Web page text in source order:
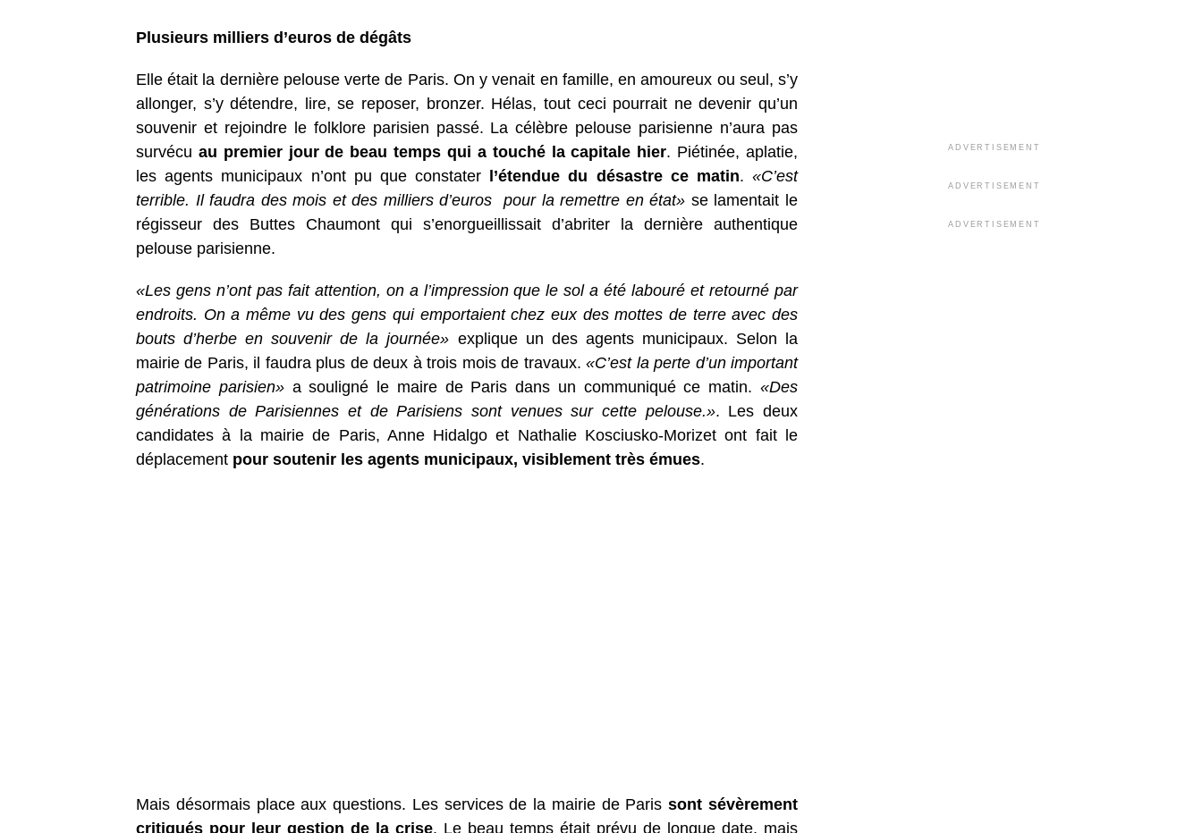
Plusieurs milliers d’euros de dégâts
Elle était la dernière pelouse verte de Paris. On y venait en famille, en amoureux ou seul, s’y
allonger, s’y détendre, lire, se reposer, bronzer. Hélas, tout ceci pourrait ne devenir qu’un
souvenir et rejoindre le folklore parisien passé. La célèbre pelouse parisienne n’aura pas
survécu au premier jour de beau temps qui a touché la capitale hier. Piétinée, aplatie,
les agents municipaux n’ont pu que constater
l’étendue du désastre ce matin.«C’est
terrible. Il faudra des mois et des milliers d’euros pour la remettre en état» se lamentait le
régisseur des Buttes Chaumont qui s’enorgueillissait d’abriter la dernière authentique
pelouse parisienne.
«Les gens n’ont pas fait attention, on a l’impression que le sol a été labouré et retourné par
endroits. On a même vu des gens qui emportaient chez eux des mottes de terre avec des
bouts d’herbe en souvenir de la journée» explique un des agents municipaux. Selon la
mairie de Paris, il faudra plus de deux à trois mois de travaux.«C’est la perte d’un important
patrimoine parisien»a souligné le maire de Paris dans un communiqué ce matin.«Des
générations de Parisiennes et de Parisiens sont venues sur cette pelouse.». Les deux
candidates à la mairie de Paris, Anne Hidalgo et Nathalie Kosciusko-Morizet ont fait le
déplacement pour soutenir les agents municipaux, visiblement très émues.
Mais désormais place aux questions. Les services de la mairie de Parissont sévèrement
critiqués pour leur gestion de la crise. Le beau temps était prévu de longue date, mais
ADVERTISEMENT
ADVERTISEMENT
ADVERTISEMENT